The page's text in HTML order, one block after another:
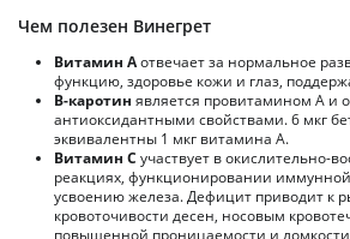
Чем полезен Винегрет
Витамин Аотвечает за нормальное
функцию, здоровье кожи и глаз,
В-каротин является провитамином А и
антиоксидантными свойствами. 6 мкг
эквивалентны 1 мкг витамина А.
Витамин С участвует в окислительно-
реакциях, функционировании иммунной
усвоению железа. Дефицит приводит к
кровоточивости десен, носовым
повышенной проницаемости и